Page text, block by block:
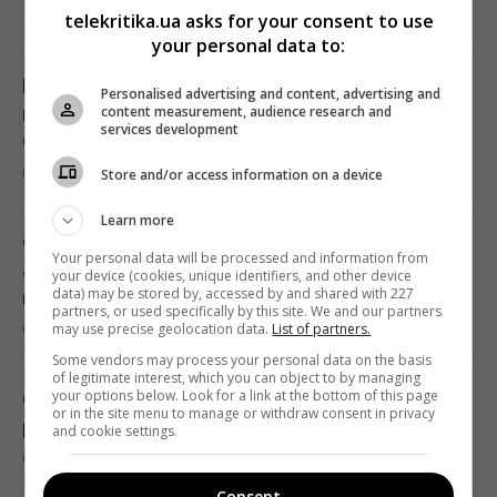
13:19 четверг, 06 августа 2026
После аномальной жары в Украину
ворвутся грозы, шквалы и град, - синоптик
(карта)
09:31 четверг, 06 августа 2026
Синоптик сообщила об окончании
аномальной жары: где первыми
почувствуют похолодание
08:28 четверг, 06 августа 2026
6 августа жара в Киеве достигнет апогея:
разогреет аж до +39°
08:03 четверг, 06 августа 2026
telekritika.ua asks for your consent to use
your personal data to:
Personalised advertising and content, advertising and
content measurement, audience research and
services development
Store and/or access information on a device
Learn more
Your personal data will be processed and information from
your device (cookies, unique identifiers, and other device
data) may be stored by, accessed by and shared with 227
partners, or used specifically by this site. We and our partners
may use precise geolocation data. List of partners.
Some vendors may process your personal data on the basis
of legitimate interest, which you can object to by managing
your options below. Look for a link at the bottom of this page
or in the site menu to manage or withdraw consent in privacy
and cookie settings.